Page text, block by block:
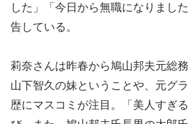
した」「今日から無職になりまし
告している。
莉奈さんは昨春から鳩山邦夫元総
山下智久の妹ということや、元グ
歴にマスコミが注目。「美人すぎ